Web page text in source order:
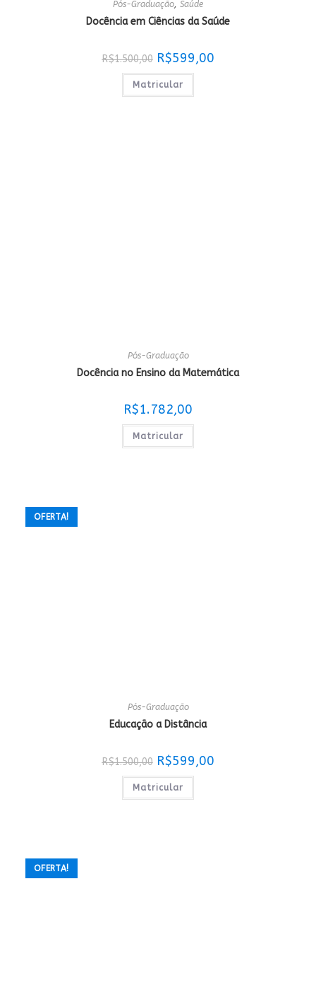
Pós-Graduação, Saúde
Docência em Ciências da Saúde
R$1.500,00 O
preço
original
era:
R$1.500,00.
R$599,00O
Matricular
Pós-Graduação
Docência no Ensino da Matemática
R$1.782,00
Matricular
OFERTA!
Pós-Graduação
Educação a Distância
R$1.500,00 O
preço
original
era:
R$1.500,00.
R$599,00O
Matricular
OFERTA!